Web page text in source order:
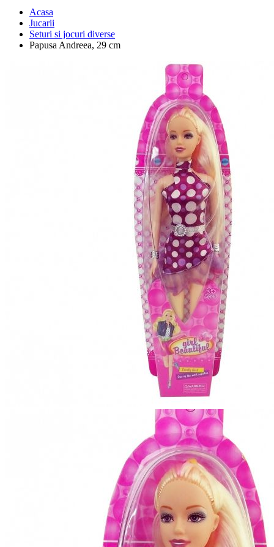
Acasa
Jucarii
Seturi si jocuri diverse
Papusa Andreea, 29 cm